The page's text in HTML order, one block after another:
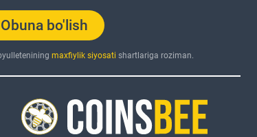
Obuna bo'lish
maxfiylik siyosati shartlariga roziman.